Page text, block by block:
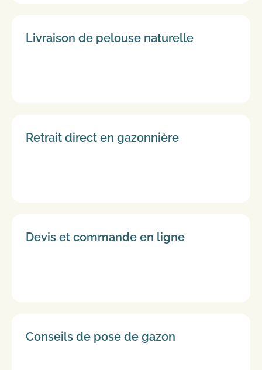
Livraison de pelouse naturelle
Retrait direct en gazonnière
Devis et commande en ligne
Conseils de pose de gazon